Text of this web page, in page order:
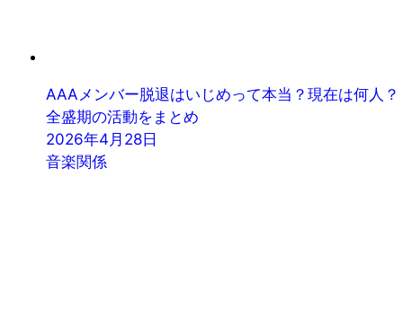
AAAメンバー脱退はいじめって本当？現在は何人？
全盛期の活動をまとめ
2026年4月28日
音楽関係